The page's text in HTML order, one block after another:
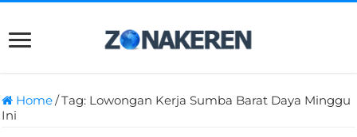
Home/Tag: Lowongan Kerja Sumba Barat Daya Minggu
Ini